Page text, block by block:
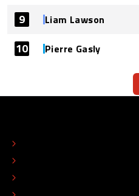
9 Liam Lawson
10 Pierre Gasly